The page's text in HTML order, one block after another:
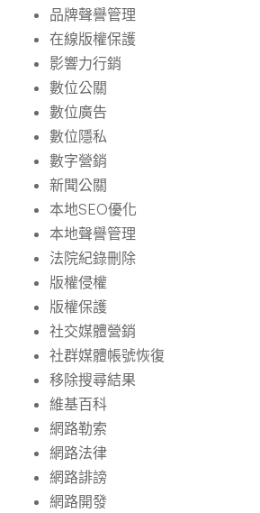
品牌聲譽管理
在線版權保護
影響力行銷
數位公關
數位廣告
數位隱私
數字營銷
新聞公關
本地SEO優化
本地聲譽管理
法院紀錄刪除
版權侵權
版權保護
社交媒體營銷
社群媒體帳號恢復
移除搜尋結果
維基百科
網路勒索
網路法律
網路誹謗
網路開發